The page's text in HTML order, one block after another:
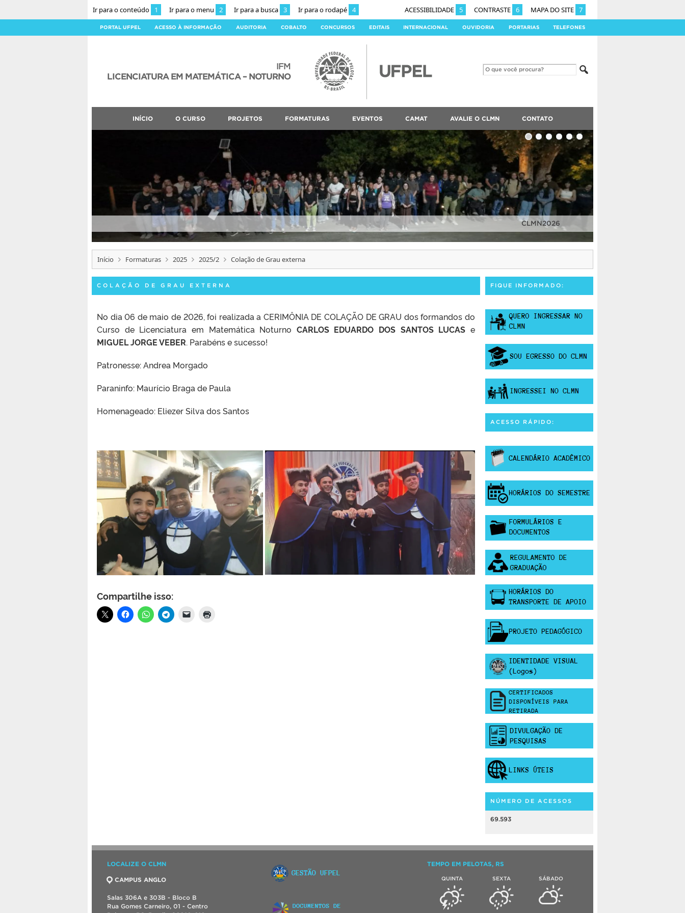
Ir para o conteúdo 1 Ir para o menu 2 Ir para a busca 3 Ir para o rodapé 4 ACESSIBILIDADE 5 CONTRASTE 6 MAPA DO SITE 7
PORTAL UFPEL ACESSO À INFORMAÇÃO AUDITORIA COBALTO CONCURSOS EDITAIS INTERNACIONAL OUVIDORIA PORTARIAS TELEFONES
IFM
LICENCIATURA EM MATEMÁTICA – NOTURNO
INÍCIO O CURSO PROJETOS FORMATURAS EVENTOS CAMAT AVALIE O CLMN CONTATO
CLMN2026
Início Formaturas 2025 2025/2 Colação de Grau externa
COLAÇÃO DE GRAU EXTERNA
No dia 06 de maio de 2026, foi realizada a CERIMÔNIA DE COLAÇÃO DE GRAU dos formandos do
Curso de Licenciatura em Matemática Noturno CARLOS EDUARDO DOS SANTOS LUCAS e
MIGUEL JORGE VEBER. Parabéns e sucesso!
Patronesse: Andrea Morgado
Paraninfo: Maurício Braga de Paula
Homenageado: Eliezer Silva dos Santos
Compartilhe isso:
FIQUE INFORMADO:
ACESSO RÁPIDO:
NÚMERO DE ACESSOS
69.593
LOCALIZE O CLMN
CAMPUS ANGLO
Salas 306A e 303B - Bloco B
Rua Gomes Carneiro, 01 - Centro
TEMPO EM PELOTAS, RS
QUINTA SEXTA SÁBADO